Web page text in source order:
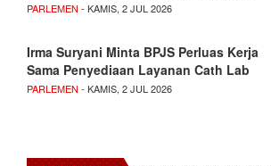
PARLEMEN - KAMIS, 2 JUL 2026
Irma Suryani Minta BPJS Perluas Kerja
Sama Penyediaan Layanan Cath Lab
PARLEMEN - KAMIS, 2 JUL 2026